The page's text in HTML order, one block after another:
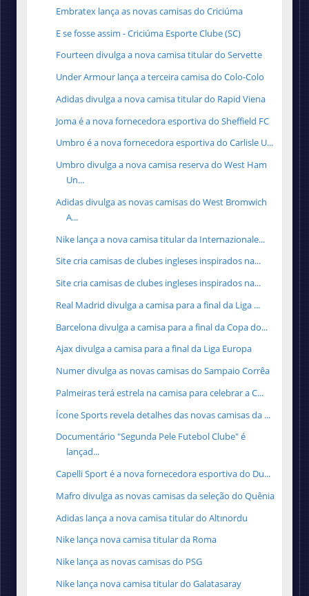
Embratex lança as novas camisas do Criciúma
E se fosse assim - Criciúma Esporte Clube (SC)
Fourteen divulga a nova camisa titular do Servette
Under Armour lança a terceira camisa do Colo-Colo
Adidas divulga a nova camisa titular do Rapid Viena
Joma é a nova fornecedora esportiva do Sheffield FC
Umbro é a nova fornecedora esportiva do Carlisle U...
Umbro divulga a nova camisa reserva do West Ham
Un...
Adidas divulga as novas camisas do West Bromwich
A...
Nike lança a nova camisa titular da Internazionale...
Site cria camisas de clubes ingleses inspirados na...
Site cria camisas de clubes ingleses inspirados na...
Real Madrid divulga a camisa para a final da Liga ...
Barcelona divulga a camisa para a final da Copa do...
Ajax divulga a camisa para a final da Liga Europa
Numer divulga as novas camisas do Sampaio Corrêa
Palmeiras terá estrela na camisa para celebrar a C...
Ícone Sports revela detalhes das novas camisas da ...
Documentário "Segunda Pele Futebol Clube" é
lançad...
Capelli Sport é a nova fornecedora esportiva do Du...
Mafro divulga as novas camisas da seleção do Quênia
Adidas lança a nova camisa titular do Altınordu
Nike lança nova camisa titular da Roma
Nike lança as novas camisas do PSG
Nike lança nova camisa titular do Galatasaray